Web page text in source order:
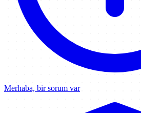
Merhaba, bir sorum var